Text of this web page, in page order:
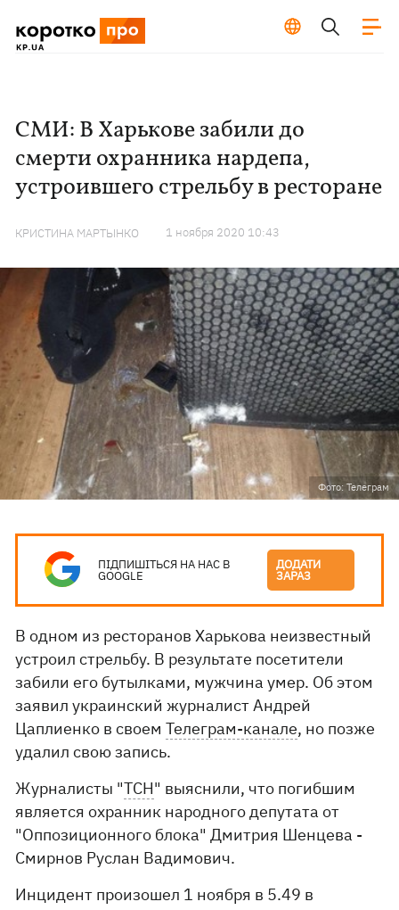
СМИ: В Харькове забили до
смерти охранника нардепа,
устроившего стрельбу в ресторане
КРИСТИНА МАРТЫНКО 1 ноября 2020 10:43
Фото: Телеграм
ПІДПИШІТЬСЯ НА НАС В
GOOGLE
ДОДАТИ
ЗАРАЗ
В одном из ресторанов Харькова неизвестный
устроил стрельбу. В результате посетители
забили его бутылками, мужчина умер. Об этом
заявил украинский журналист Андрей
Цаплиенко в своемТелеграм-канале, но позже
удалил свою запись.
Журналисты "ТСН" выяснили, что погибшим
является охранник народного депутата от
"Оппозиционного блока" Дмитрия Шенцева -
Смирнов Руслан Вадимович.
Инцидент произошел 1 ноября в 5.49 в